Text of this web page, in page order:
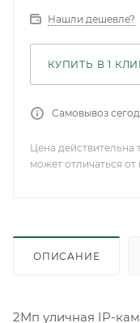
Нашли дешевле?
КУПИТЬ В 1
Самовывоз
Цена действительна
может отличаться от
ОПИСАНИЕ
2Мп уличная IP-